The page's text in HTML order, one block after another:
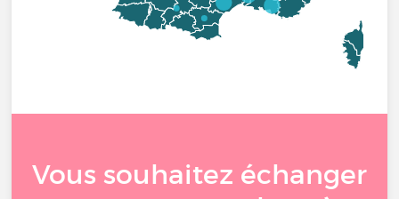
Vous souhaitez échanger